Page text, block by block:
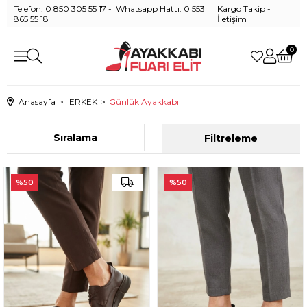
Telefon: 0 850 305 55 17 - Whatsapp Hattı: 0 553
865 55 18
Kargo Takip -
İletişim
0
Anasayfa ERKEK Günlük Ayakkabı
Filtreleme
Sıralama
%50 %50